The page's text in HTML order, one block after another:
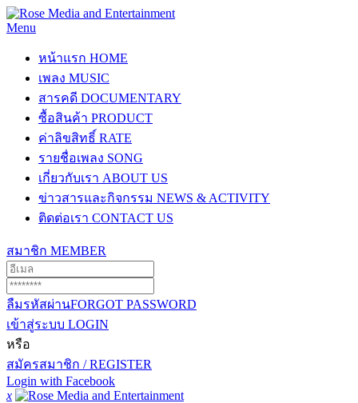
Menu
หน้าแรก HOME
เพลง MUSIC
สารคดี DOCUMENTARY
ซื้อสินค้า PRODUCT
ค่าลิขสิทธิ์ RATE
รายชื่อเพลง SONG
เกี่ยวกับเรา ABOUT US
ข่าวสารและกิจกรรม NEWS & ACTIVITY
ติดต่อเรา CONTACT US
สมาชิก MEMBER
ลืมรหัสผ่านFORGOT PASSWORD
เข้าสู่ระบบ LOGIN
หรือ
สมัครสมาชิก / REGISTER
Login with Facebook
x